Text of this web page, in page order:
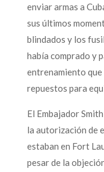
enviar armas a
sus últimos
blindados y los
había comprado y
entrenamiento que
repuestos para
El Embajador
la autorización de
estaban en Fort
pesar de la